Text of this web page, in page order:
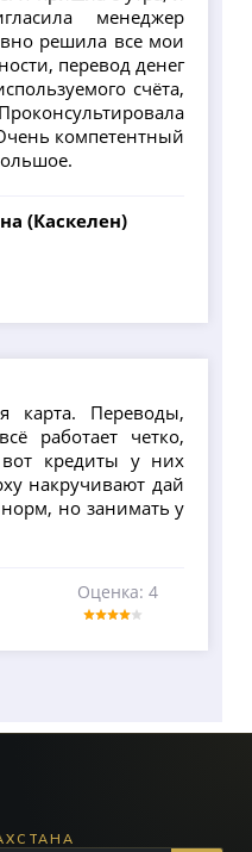
менеджер
решила все мои
перевод денег
счёта,
компетентный
(Каскелен)
карта. Переводы,
работает четко,
кредиты у них
накручивают дай
но занимать у
Оценка: 4